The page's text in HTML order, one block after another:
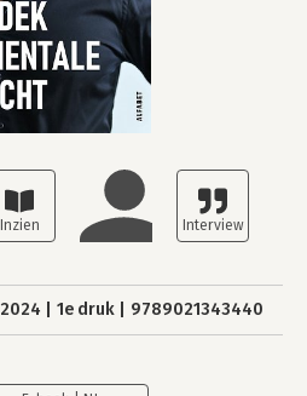
2024 1e druk 9789021343440